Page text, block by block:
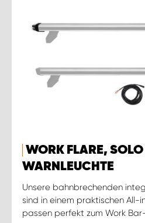
WORK FLARE,
WARNLEUCHTE
Unsere bahnbrechenden
sind in einem praktischen
passen perfekt zum Work